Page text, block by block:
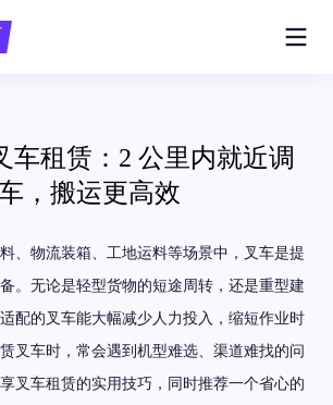
车租赁：2 公里内就近调
，搬运更高效
、物流装箱、工地运料等场景中，叉车是提
。无论是轻型货物的短途周转，还是重型建
配的叉车能大幅减少人力投入，缩短作业时
叉车时，常会遇到机型难选、渠道难找的问
叉车租赁的实用技巧，同时推荐一个省心的